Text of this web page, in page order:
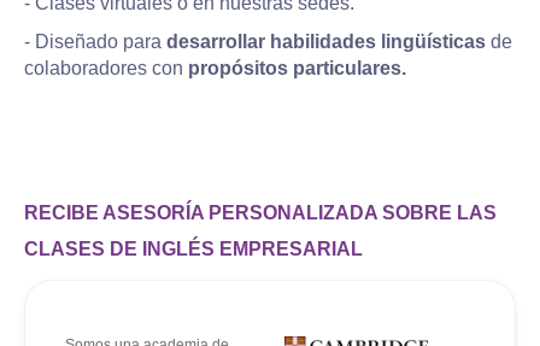
- Diseñado para desarrollar habilidades lingüísticas de
colaboradores con propósitos particulares.
RECIBE ASESORÍA PERSONALIZADA SOBRE LAS
CLASES DE INGLÉS EMPRESARIAL